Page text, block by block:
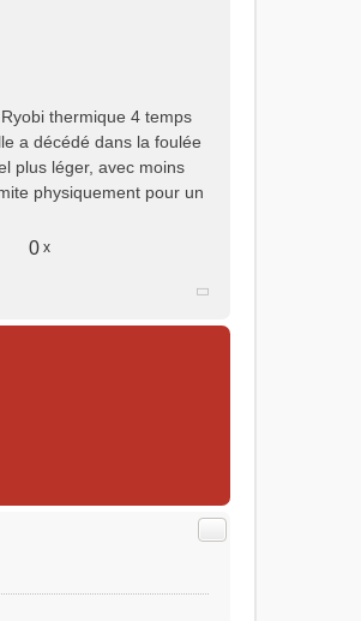
thermique 4 temps
a décédé dans la foulée
plus léger, avec moins
physiquement pour un
0 x
Citer